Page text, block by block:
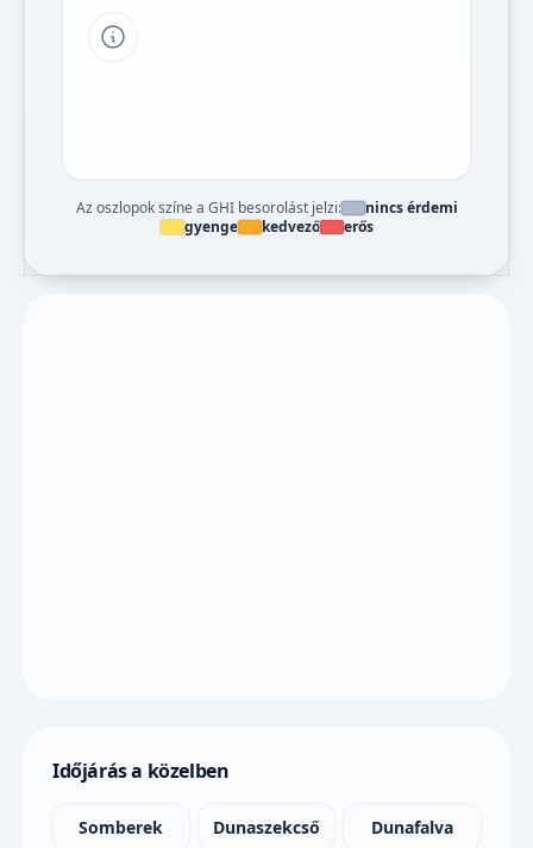
Tipp a grafikon jelmagyarázatához
Az oszlopok színe a GHI besorolást jelzi:
nincs érdemi
gyenge
kedvező erős
Időjárás a közelben
Somberek Dunaszekcső Dunafalva